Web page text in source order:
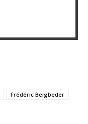
Frédéric Beigbeder